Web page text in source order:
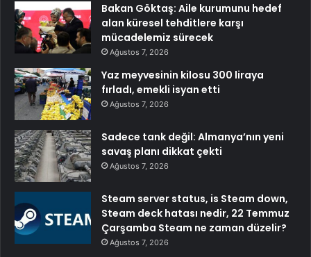
Bakan Göktaş: Aile kurumunu hedef
alan küresel tehditlere karşı
mücadelemiz sürecek
Ağustos 7, 2026
Yaz meyvesinin kilosu 300 liraya
fırladı, emekli isyan etti
Ağustos 7, 2026
Sadece tank değil: Almanya’nın yeni
savaş planı dikkat çekti
Ağustos 7, 2026
Steam server status, is Steam down,
Steam deck hatası nedir, 22 Temmuz
Çarşamba Steam ne zaman düzelir?
Ağustos 7, 2026